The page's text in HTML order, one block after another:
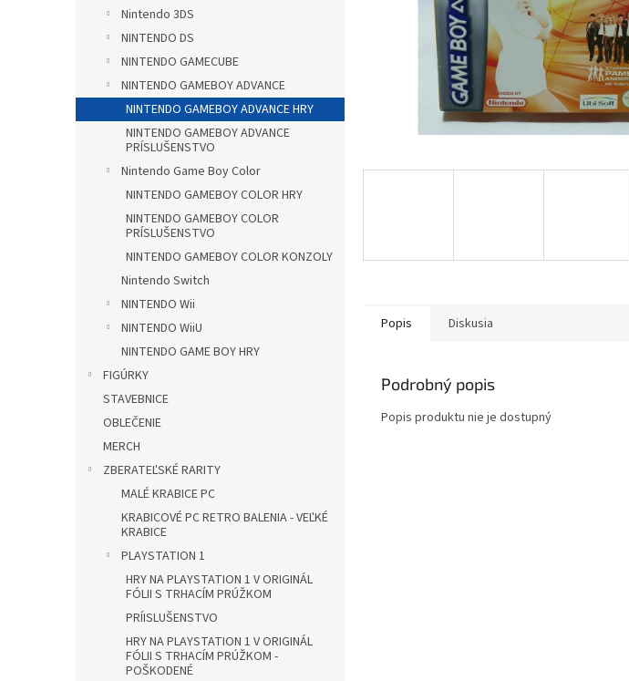
Nintendo 3DS
NINTENDO DS
NINTENDO GAMECUBE
NINTENDO GAMEBOY ADVANCE
NINTENDO GAMEBOY ADVANCE HRY
NINTENDO GAMEBOY ADVANCE
PRÍSLUŠENSTVO
Nintendo Game Boy Color
NINTENDO GAMEBOY COLOR HRY
NINTENDO GAMEBOY COLOR
PRÍSLUŠENSTVO
NINTENDO GAMEBOY COLOR KONZOLY
Nintendo Switch
NINTENDO Wii
NINTENDO WiiU
NINTENDO GAME BOY HRY
FIGÚRKY
STAVEBNICE
OBLEČENIE
MERCH
ZBERATEĽSKÉ RARITY
MALÉ KRABICE PC
KRABICOVÉ PC RETRO BALENIA - VEĽKÉ
KRABICE
PLAYSTATION 1
HRY NA PLAYSTATION 1 V ORIGINÁL
FÓLII S TRHACÍM PRÚŽKOM
PRÍISLUŠENSTVO
HRY NA PLAYSTATION 1 V ORIGINÁL
FÓLII S TRHACÍM PRÚŽKOM -
POŠKODENÉ
Popis Diskusia
Podrobný popis
Popis produktu nie je dostupný